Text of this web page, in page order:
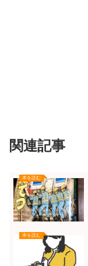
関連記事
本を読む
本を読む